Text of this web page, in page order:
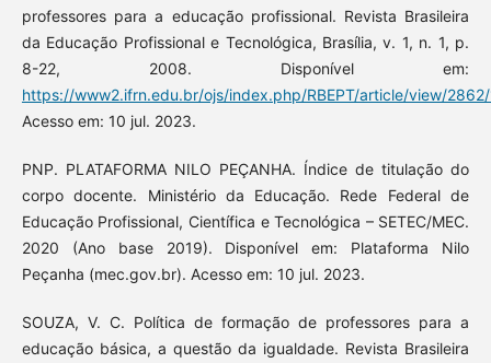
professores para a educação profissional. Revista Brasileira
da Educação Profissional e Tecnológica, Brasília, v. 1, n. 1, p.
8-22, 2008. Disponível em:
https://www2.ifrn.edu.br/ojs/index.php/RBEPT/article/view/
Acesso em: 10 jul. 2023.
PNP. PLATAFORMA NILO PEÇANHA. Índice de titulação do
corpo docente. Ministério da Educação. Rede Federal de
Educação Profissional, Científica e Tecnológica – SETEC/MEC.
2020 (Ano base 2019). Disponível em: Plataforma Nilo
Peçanha (mec.gov.br). Acesso em: 10 jul. 2023.
SOUZA, V. C. Política de formação de professores para a
educação básica, a questão da igualdade. Revista Brasileira